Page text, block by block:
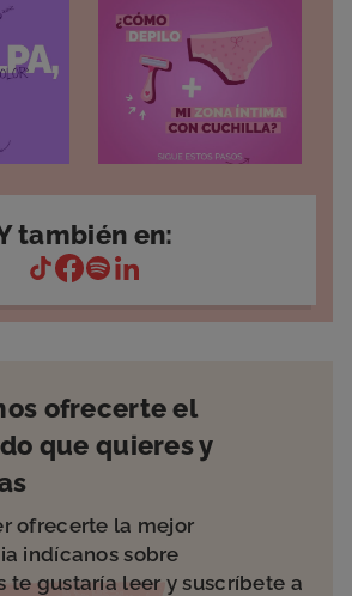
también en:
ofrecerte el
que quieres y
ofrecerte la mejor
indícanos sobre
te gustaría leer y suscríbete a